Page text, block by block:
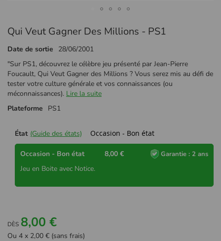
au
de
la
Galerie
d’images
Qui Veut Gagner Des Millions - PS1
Date de sortie
28/06/2001
"Sur PS1, découvrez le célèbre jeu présenté par Jean-Pierre
Foucault, Qui Veut Gagner des Millions ? Vous serez mis au défi de
tester votre culture générale et vos connaissances (ou
méconnaissances). Lire la suite
Plateforme
PS1
État (Guide des états) Occasion - Bon état
Occasion - Bon état 8,00 € Garantie : 2 ans
Jeu en Boite avec Notice.
DÈS 8,00 €
Ou 4 x 2,00 € (sans frais)